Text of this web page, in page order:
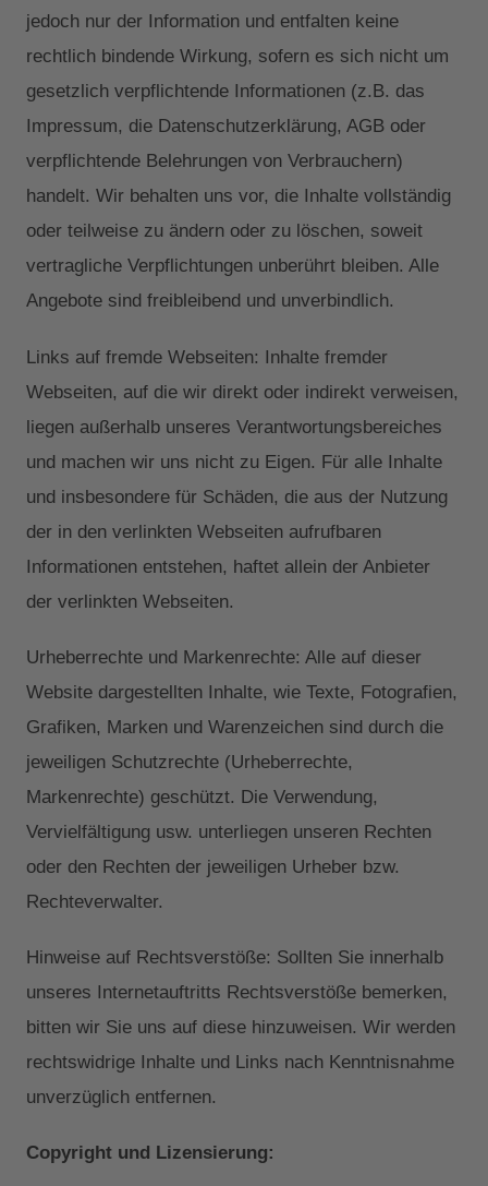
jedoch nur der Information und entfalten keine
rechtlich bindende Wirkung, sofern es sich nicht um
gesetzlich verpflichtende Informationen (z.B. das
Impressum, die Datenschutzerklärung, AGB oder
verpflichtende Belehrungen von Verbrauchern)
handelt. Wir behalten uns vor, die Inhalte vollständig
oder teilweise zu ändern oder zu löschen, soweit
vertragliche Verpflichtungen unberührt bleiben. Alle
Angebote sind freibleibend und unverbindlich.
Links auf fremde Webseiten: Inhalte fremder
Webseiten, auf die wir direkt oder indirekt verweisen,
liegen außerhalb unseres Verantwortungsbereiches
und machen wir uns nicht zu Eigen. Für alle Inhalte
und insbesondere für Schäden, die aus der Nutzung
der in den verlinkten Webseiten aufrufbaren
Informationen entstehen, haftet allein der Anbieter
der verlinkten Webseiten.
Urheberrechte und Markenrechte: Alle auf dieser
Website dargestellten Inhalte, wie Texte, Fotografien,
Grafiken, Marken und Warenzeichen sind durch die
jeweiligen Schutzrechte (Urheberrechte,
Markenrechte) geschützt. Die Verwendung,
Vervielfältigung usw. unterliegen unseren Rechten
oder den Rechten der jeweiligen Urheber bzw.
Rechteverwalter.
Hinweise auf Rechtsverstöße: Sollten Sie innerhalb
unseres Internetauftritts Rechtsverstöße bemerken,
bitten wir Sie uns auf diese hinzuweisen. Wir werden
rechtswidrige Inhalte und Links nach Kenntnisnahme
unverzüglich entfernen.
Copyright und Lizensierung: